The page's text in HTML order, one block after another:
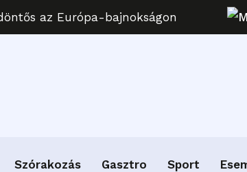
az Európa-bajnokságon
Szórakozás Gasztro Sport